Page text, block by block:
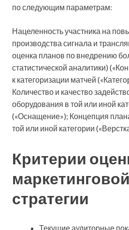
по следующим параметрам:
Нацеленность участника на
производства сигнала и
оценка планов по внедрению
статистической аналитики)
к категоризации матчей
Количество и качество
оборудования в той или иной
(«Оснащение»); Концепция
той или иной категории
Критерии
маркетинговой
стратегии
Текущие аудиторные